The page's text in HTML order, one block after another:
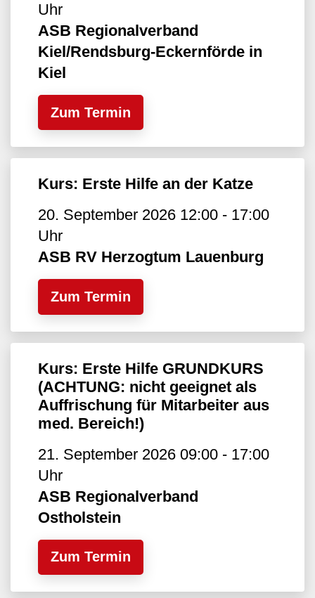
Uhr
ASB Regionalverband
Kiel/Rendsburg-Eckernförde in
Kiel
Zum Termin
Kurs: Erste Hilfe an der Katze
20. September 2026 12:00 - 17:00
Uhr
ASB RV Herzogtum Lauenburg
Zum Termin
Kurs: Erste Hilfe GRUNDKURS
(ACHTUNG: nicht geeignet als
Auffrischung für Mitarbeiter aus
med. Bereich!)
21. September 2026 09:00 - 17:00
Uhr
ASB Regionalverband
Ostholstein
Zum Termin